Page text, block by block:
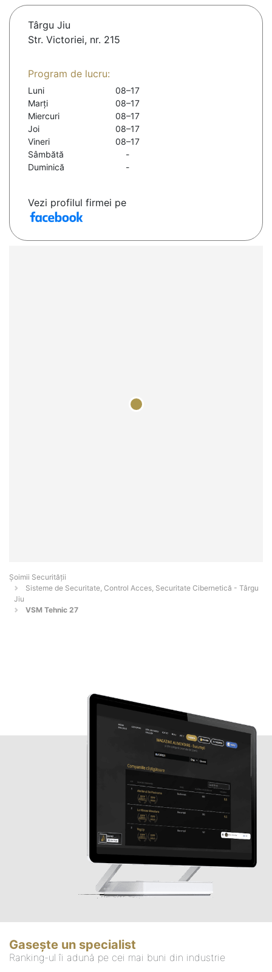
Târgu Jiu
Str. Victoriei, nr. 215
Program de lucru:
Luni
08–17
Marți
08–17
Miercuri
08–17
Joi
08–17
Vineri
08–17
Sâmbătă
-
Duminică
-
Vezi profilul firmei pe
Șoimii Securității
Sisteme de Securitate, Control Acces, Securitate Cibernetică - Târgu
Jiu
VSM Tehnic 27
Gasește un specialist
Ranking-ul îi adună pe cei mai buni din industrie